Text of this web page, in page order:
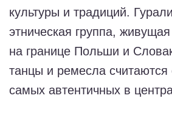
культуры и традиций.
этническая группа,
на границе Польши и
танцы и ремесла
самых автентичных в